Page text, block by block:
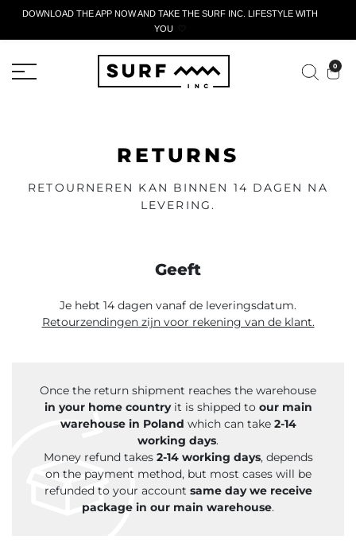
DOWNLOAD THE APP NOW AND TAKE THE SURF INC. LIFESTYLE WITH
YOU🤍
0
RETURNS
RETOURNEREN KAN BINNEN 14 DAGEN NA
LEVERING.
Geeft
Je hebt 14 dagen vanaf de leveringsdatum.
Retourzendingen zijn voor rekening van de klant.
Once the return shipment reaches the warehouse
in your home countryit is shipped to our main
warehouse in Poland which can take 2-14
working days.
Money refund takes 2-14 working days, depends
on the payment method, but most cases will be
refunded to your account same day we receive
package in our main warehouse.
ACTIEF AANGIFTEFORMULIER